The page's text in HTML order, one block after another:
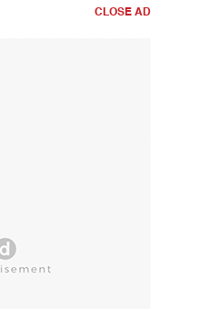
CLOSE AD